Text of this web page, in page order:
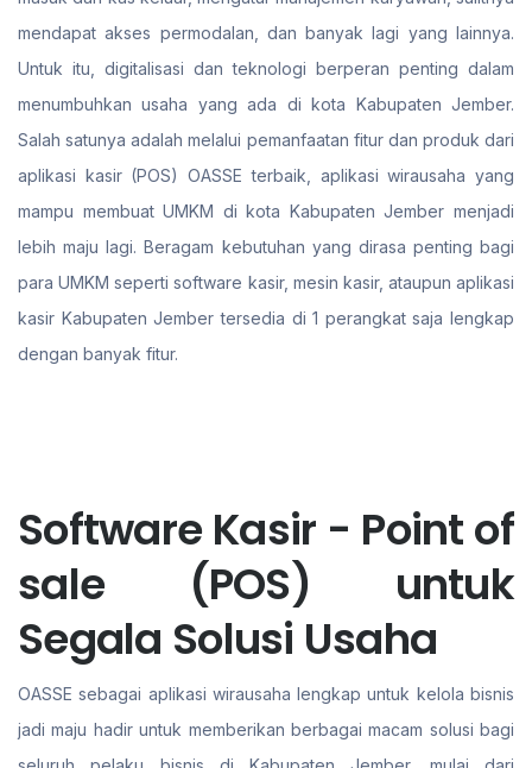
mendapat akses permodalan, dan banyak lagi yang lainnya.
Untuk itu, digitalisasi dan teknologi berperan penting dalam
menumbuhkan usaha yang ada di kota Kabupaten Jember.
Salah satunya adalah melalui pemanfaatan fitur dan produk dari
aplikasi kasir (POS) OASSE terbaik, aplikasi wirausaha yang
mampu membuat UMKM di kota Kabupaten Jember menjadi
lebih maju lagi. Beragam kebutuhan yang dirasa penting bagi
para UMKM seperti software kasir, mesin kasir, ataupun aplikasi
kasir Kabupaten Jember tersedia di 1 perangkat saja lengkap
dengan banyak fitur.
Software Kasir - Point of
sale (POS) untuk
Segala Solusi Usaha
OASSE sebagai aplikasi wirausaha lengkap untuk kelola bisnis
jadi maju hadir untuk memberikan berbagai macam solusi bagi